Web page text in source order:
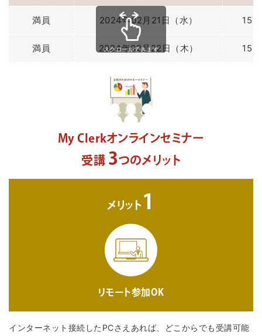
満員 2024年02月21日（水） 15
満員 2024年02月22日（木） 15
スクロールできます
My Clerkオンラインセミナー
受講 3つのメリット
メリット 1
リモート参加OK
インターネット接続したPCさえあれば、どこからでも受講可能